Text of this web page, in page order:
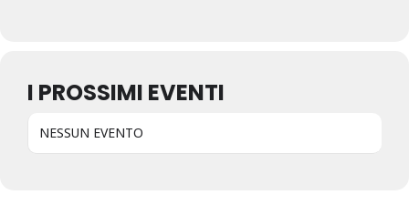
I PROSSIMI EVENTI
NESSUN EVENTO